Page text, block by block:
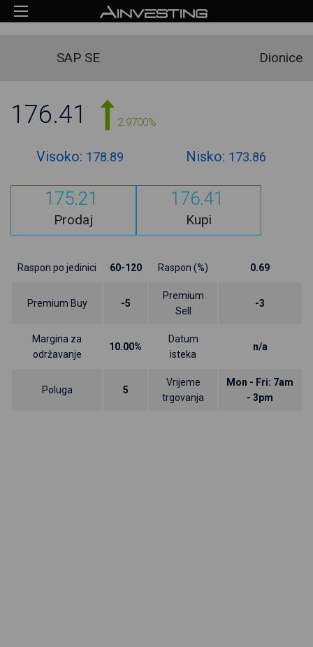
SAP SE Dionice
176.41 2.9700%
Visoko: 178.89 Nisko: 173.86
175.21
Prodaj
176.41
Kupi
Raspon po jedinici 60-120 Raspon (%) 0.69
Premium Buy -5
Premium
Sell
-3
Margina za
održavanje
10.00%
Datum
isteka
n/a
Poluga 5
Vrijeme
trgovanja
Mon - Fri: 7am
- 3pm